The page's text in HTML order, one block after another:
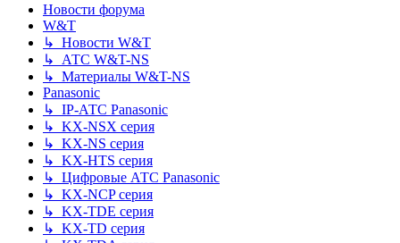
Новости форума
W&T
↳ Новости W&T
↳ АТС W&T-NS
↳ Материалы W&T-NS
Panasonic
↳ IP-АТС Panasonic
↳ KX-NSX серия
↳ KX-NS серия
↳ KX-HTS серия
↳ Цифровые АТС Panasonic
↳ KX-NCP серия
↳ KX-TDE серия
↳ KX-TD серия